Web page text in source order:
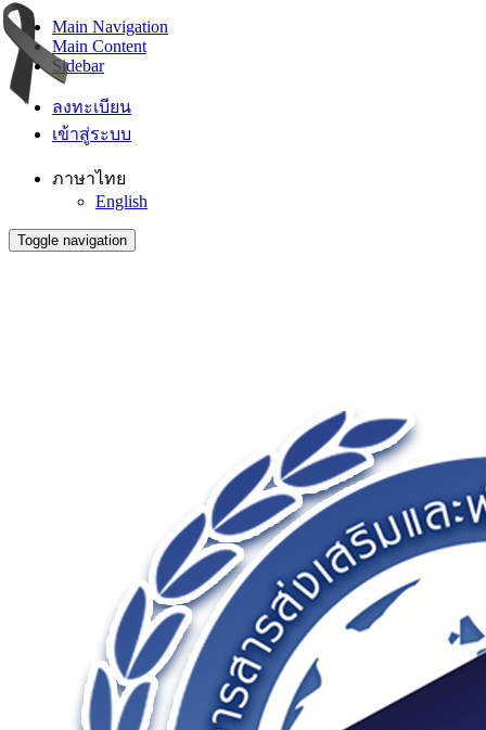
Main Navigation
Main Content
Sidebar
ลงทะเบียน
เข้าสู่ระบบ
ภาษาไทย
English
Toggle navigation